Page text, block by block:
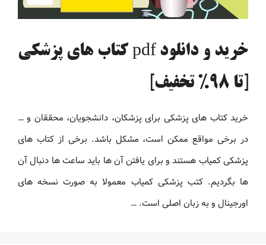
خرید و دانلود pdf کتاب های پزشکی
[تا 98% تخفیف]
خرید کتاب های پزشکی برای پزشکان، دانشجویان، محققان و …
در برخی مواقع ممکن است، مشکل باشد. برخی از کتاب های
پزشکی کمیاب هستند و برای یافتن آن ها باید ساعت ها دنبال آن
ها بگردیم. کتب پزشکی کمیاب معمولا به صورت نسخه های
اورجینال و به زبان اصلی است. …